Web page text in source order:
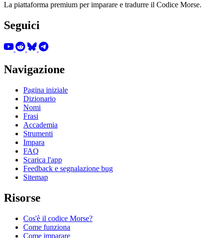
La piattaforma premium per imparare e tradurre il Codice Morse.
Seguici
Navigazione
Pagina iniziale
Dizionario
Nomi
Frasi
Accademia
Strumenti
Impara
FAQ
Scarica l'app
Feedback e segnalazione bug
Sitemap
Risorse
Cos'è il codice Morse?
Come funziona
Come imparare